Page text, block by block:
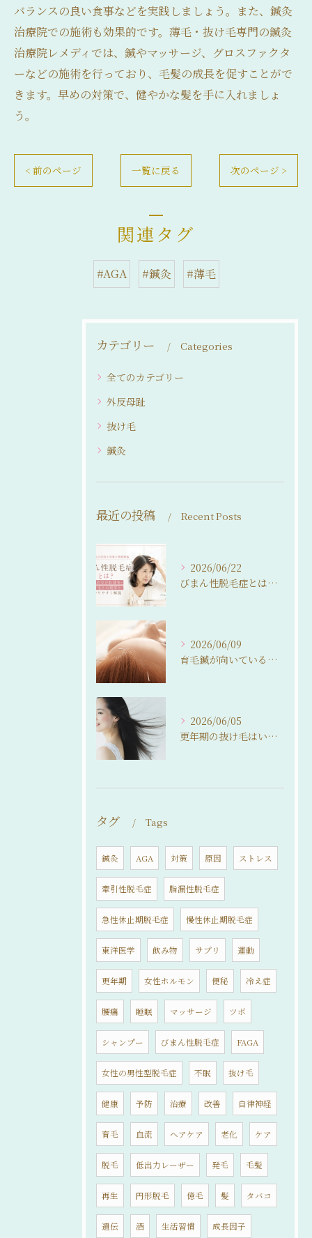
バランスの良い食事などを実践しましょう。また、鍼灸
治療院での施術も効果的です。薄毛・抜け毛専門の鍼灸
治療院レメディでは、鍼やマッサージ、グロスファクタ
ーなどの施術を行っており、毛髪の成長を促すことがで
きます。早めの対策で、健やかな髪を手に入れましょ
う。
< 前のページ 一覧に戻る 次のページ >
関連タグ
#AGA #鍼灸 #薄毛
カテゴリー Categories
全てのカテゴリー
外反母趾
抜け毛
鍼灸
最近の投稿 Recent Posts
2026/06/22
びまん性脱毛症とは？女性の分け目薄毛・抜け毛との関係をわかりやすく解説
2026/06/09
育毛鍼が向いている人・向いていない人。 来院前に知っておいてほしいこと
2026/06/05
更年期の抜け毛はいつまで続く？ 自然に整えるという選択
タグ Tags
鍼灸 AGA 対策 原因 ストレス
牽引性脱毛症 脂漏性脱毛症
急性休止期脱毛症 慢性休止期脱毛症
東洋医学 飲み物 サプリ 運動
更年期 女性ホルモン 便秘 冷え症
腰痛 睡眠 マッサージ ツボ
シャンプー びまん性脱毛症 FAGA
女性の男性型脱毛症 不眠 抜け毛
健康 予防 治療 改善 自律神経
育毛 血流 ヘアケア 老化 ケア
脱毛 低出力レーザー 発毛 毛髪
再生 円形脱毛 億毛 髪 タバコ
遺伝 酒 生活習慣 成長因子